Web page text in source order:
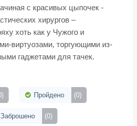
с красивых цыпочек -
хирургов –
хоть как у Чужого и
виртуозами, торгующими из-
гаджетами для тачек.
Пройдено (0)
Заброшено (0)